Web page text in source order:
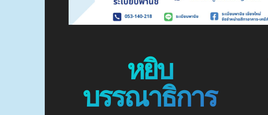
หยิบ
บรรณาธิการ